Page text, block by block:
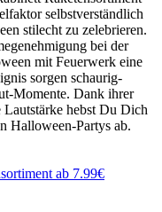
selbstverständlich
stilecht zu zelebrieren.
bei der
mit Feuerwerk eine
sorgen schaurig-
Momente. Dank ihrer
hebst Du Dich
Halloween-Partys ab.